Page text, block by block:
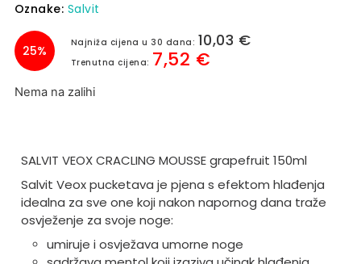
Oznake: Salvit
25%
Najniža cijena u 30 dana: 10,03 €
Trenutna cijena: 7,52 €
Nema na zalihi
SALVIT VEOX CRACLING MOUSSE grapefruit 150ml
Salvit Veox pucketava je pjena s efektom hlađenja
idealna za sve one koji nakon napornog dana traže
osvježenje za svoje noge:
umiruje i osvježava umorne noge